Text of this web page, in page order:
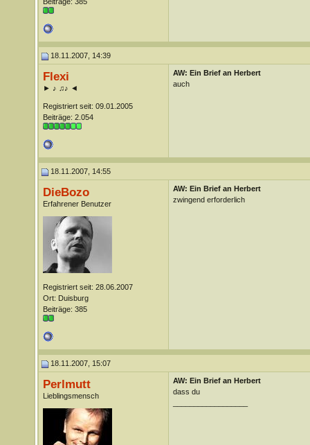
18.11.2007, 14:39
Flexi
► ♪ ♫♪ ◄
Registriert seit: 09.01.2005
Beiträge: 2.054
AW: Ein Brief an Herbert
auch
18.11.2007, 14:55
DieBozo
Erfahrener Benutzer
Registriert seit: 28.06.2007
Ort: Duisburg
Beiträge: 385
AW: Ein Brief an Herbert
zwingend erforderlich
18.11.2007, 15:07
Perlmutt
Lieblingsmensch
AW: Ein Brief an Herbert
dass du